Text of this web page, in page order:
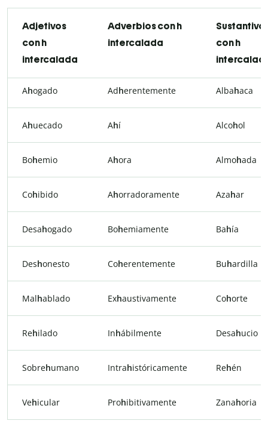
Adjetivos
con h
intercalada
Adverbios con h
intercalada
con h
Ahogado Adherentemente Albahaca
Ahuecado Ahí Alcohol
Bohemio Ahora Almohada
Cohibido Ahorradoramente Azahar
Desahogado Bohemiamente Bahía
Deshonesto Coherentemente Buhardilla
Malhablado Exhaustivamente Cohorte
Rehilado Inhábilmente Desahucio
Sobrehumano Intrahistóricamente Rehén
Vehicular Prohibitivamente Zanahoria